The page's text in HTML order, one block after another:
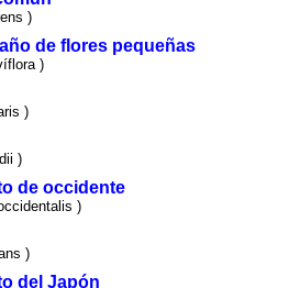
)
de flores pequeñas
)
)
)
de occidente
)
)
del Japón